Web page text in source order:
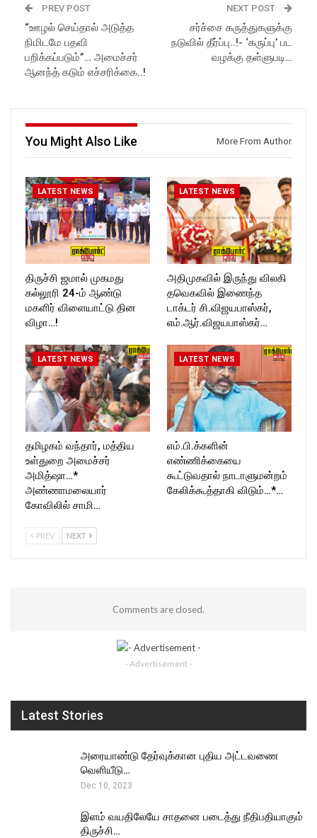
Follow us on Social Media for
Website:https://rockforttimes.
in//
Subscribe:
https://www.youtube.com/@r
ockforttimes
https://www.instagram.com/ro
ckforttimes/
https://twitter.com/ROCKFOR
T_TIMESC
ockforttimes
Like us on:
https://www.facebook.com/R
PREV POST
“ஊழல் செய்தால் அடுத்த
நிமிடமே பதவி
பறிக்கப்படும்”… அமைச்சர்
ஆனந்த் கடும் எச்சரிக்கை..!
NEXT POST
சர்ச்சை கருத்துகளுக்கு
நடுவில் தீர்ப்பு..!- ‘கருப்பு’ பட
வழக்கு தள்ளுபடி…
You Might Also Like More From Author
LATEST NEWS
திருச்சி ஜமால் முகமது
கல்லூரி 24-ம் ஆண்டு
மகளிர் விளையாட்டு தின
விழா…!
LATEST NEWS
அதிமுகவில் இருந்து விலகி
தவெகவில் இணைந்த
டாக்டர் சி.விஜயபாஸ்கர்,
எம்.ஆர்.விஜயபாஸ்கர்…
LATEST NEWS
தமிழகம் வந்தார், மத்திய
உள்துறை அமைச்சர்
அமித்ஷா…*
அண்ணாமலையார்
கோவிலில் சாமி…
LATEST NEWS
எம்.பி.க்களின்
எண்ணிக்கையை
கூட்டுவதால் நாடாளுமன்றம்
கேலிக்கூத்தாகி விடும்…*…
PREV NEXT
Comments are closed.
- Advertisement -
Latest Stories
அரையாண்டு தேர்வுக்கான புதிய அட்டவணை
வெளியீடு…
Dec 10, 2023
இளம் வயதிலேயே சாதனை படைத்து நீதிபதியாகும்
திருச்சி…